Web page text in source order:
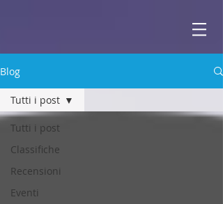
Scuola di
Blog
Tutti i post
Classifiche
Recensioni
Eventi
Tutti i post